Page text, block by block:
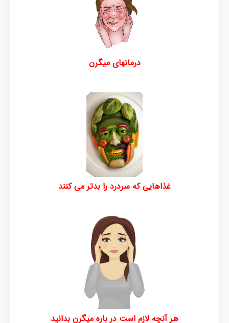
درمانهای میگرن
غذاهایی که سردرد را بدتر می کنند
هر آنچه لازم است در باره میگرن بدانید